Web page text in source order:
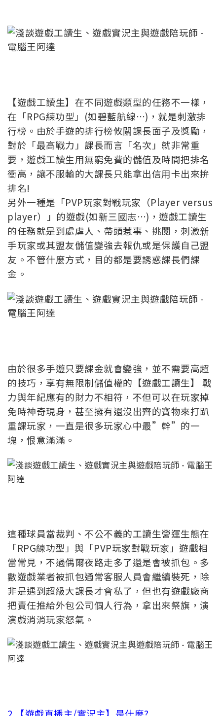
【遊戲工讀生】在不同遊戲類型的任務不一樣，
在「RPG練功型」(如碧藍航線…)，就是刺激排
行榜。由於手遊的排行榜攸關課長面子及獎勵，
對於「最高戰力」課長而言「名次」就非常重
要，遊戲工讀生用無窮免費的儲值及時間把排名
衝高，讓不服輸的大課長只能拿出信用卡出來拚
排名!
另外一種是「PVP玩家對戰玩家（Player versus
player）」的遊戲(如新三國志…)，遊戲工讀生
的任務就是到處虐人、帶頭惹事、挑鬩，刺激新
手玩家或其盟友儲值變強去報仇或是保護自己盟
友。不管什麼方式，目的都是要誘惑課長們課
金。
由於很多手遊只要課金就會變強，並不需要高超
的技巧，享有無限制儲值權的【遊戲工讀生】 戰
力與年紀應有的財力不相符，不但可以在玩家掉
免時神奇現身，甚至擁有還沒出齊的寶物來打趴
重課玩家，一直是很多玩家心中最”幹”的一
塊，恨意滿滿。
這種球員當裁判、不公不義的工讀生營運生態在
「RPG練功型」與「PVP玩家對戰玩家」遊戲相
當常見，不過偶爾夜路走多了還是會被抓包。多
數遊戲業者被抓包通常客服人員會繼續裝死，除
非是遇到超級大課長才會私了，但也有遊戲廠商
把責任推給外包公司個人行為，拿出來祭旗，演
演戲消消玩家怒氣。
2.【遊戲直播主/實況主】是什麼?